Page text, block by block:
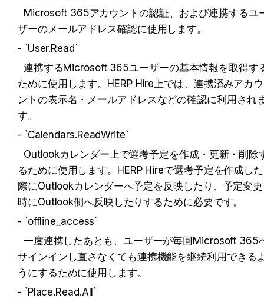
ザーのメールアドレス確認に使用します。
- `User.Read`
ために使用します。HERP Hire上では、連携済みアカウ
ントの表示名・メールアドレスなどの確認に利用され
す。
- `Calendars.ReadWrite`
るために使用します。HERP Hireで選考予定を作成した
際にOutlookカレンダーへ予定を反映したり、予定変更
時にOutlook側へ反映したりするために必要です。
- `offline_access`
サインインし直さなくても連携機能を継続利用できる
うにするために使用します。
- `Place.Read.All`